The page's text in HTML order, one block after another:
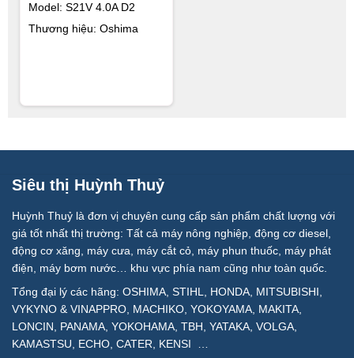
Model: S21V 4.0A D2
Thương hiệu: Oshima
Siêu thị Huỳnh Thuỷ
Huỳnh Thuỷ là đơn vị chuyên cung cấp sản phẩm chất lượng với
giá tốt nhất thị trường: Tất cả máy nông nghiệp, động cơ diesel,
động cơ xăng, máy cưa, máy cắt cỏ, máy phun thuốc, máy phát
điện, máy bơm nước… khu vực phía nam cũng như toàn quốc.
Tổng đại lý các hãng: OSHIMA, STIHL, HONDA, MITSUBISHI,
VYKYNO & VINAPPRO, MACHIKO, YOKOYAMA, MAKITA,
LONCIN, PANAMA, YOKOHAMA, TBH, YATAKA, VOLGA,
KAMASTSU, ECHO, CATER, KENSI …